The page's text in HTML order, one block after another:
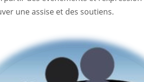
une assise et des soutiens.